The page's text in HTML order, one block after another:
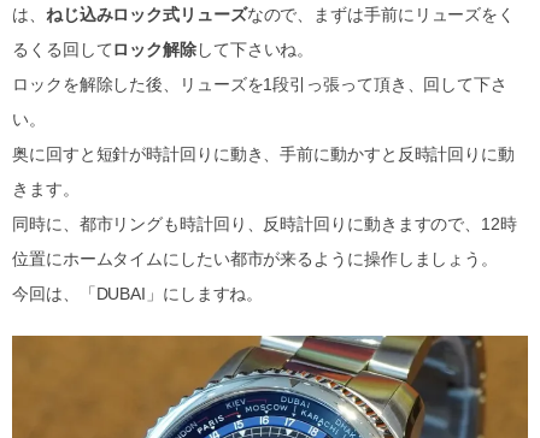
は、 ねじ込みロック式リューズなので、まずは手前にリューズをく
るくる回してロック解除して下さいね。
ロックを解除した後、リューズを1段引っ張って頂き、回して下さ
い。
奥に回すと短針が時計回りに動き、手前に動かすと反時計回りに動
きます。
同時に、都市リングも時計回り、反時計回りに動きますので、12時
位置にホームタイムにしたい都市が来るように操作しましょう。
今回は、「DUBAI」にしますね。